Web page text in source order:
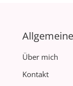
Über mich
Kontakt